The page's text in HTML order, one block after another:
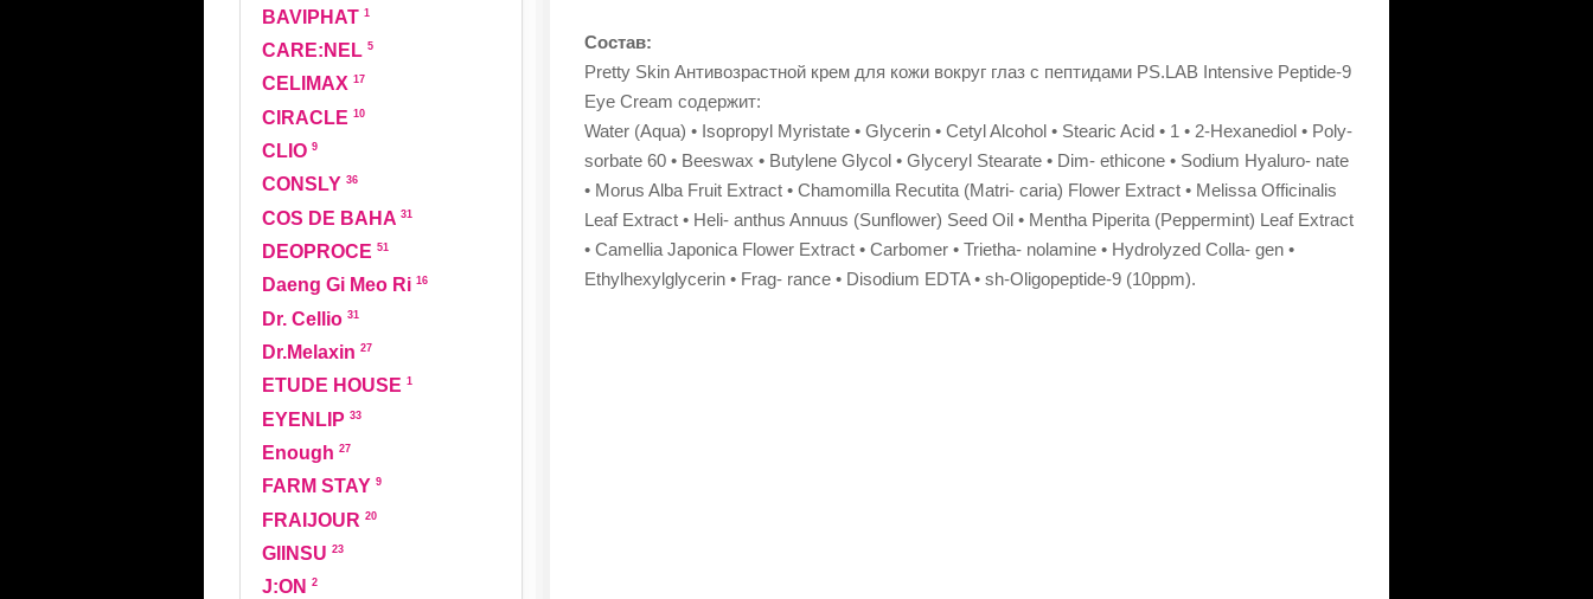
BAVIPHAT 1
CARE:NEL 5
CELIMAX 17
CIRACLE 10
CLIO 9
CONSLY 36
COS DE BAHA 31
DEOPROCE 51
Daeng Gi Meo Ri 16
Dr. Cellio 31
Dr.Melaxin 27
ETUDE HOUSE 1
EYENLIP 33
Enough 27
FARM STAY 9
FRAIJOUR 20
GIINSU 23
J:ON 2
Состав:
Pretty Skin Антивозрастной крем для кожи вокруг глаз с пептидами PS.LAB Intensive Peptide-9
Eye Cream содержит:
Water (Aqua) • Isopropyl Myristate • Glycerin • Cetyl Alcohol • Stearic Acid • 1 • 2-Hexanediol • Poly-
sorbate 60 • Beeswax • Butylene Glycol • Glyceryl Stearate • Dim- ethicone • Sodium Hyaluro- nate
• Morus Alba Fruit Extract • Chamomilla Recutita (Matri- caria) Flower Extract • Melissa Officinalis
Leaf Extract • Heli- anthus Annuus (Sunflower) Seed Oil • Mentha Piperita (Peppermint) Leaf Extract
• Camellia Japonica Flower Extract • Carbomer • Trietha- nolamine • Hydrolyzed Colla- gen •
Ethylhexylglycerin • Frag- rance • Disodium EDTA • sh-Oligopeptide-9 (10ppm).